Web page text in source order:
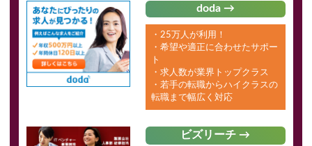
doda →
・25万人が利用！
・希望や適正に合わせたサポー
ト
・求人数が業界トップクラス
・若手の転職からハイクラスの
転職まで幅広く対応
ビズリーチ →